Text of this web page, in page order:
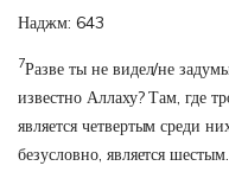
Наджм: 643
7Разве ты не видел/не
известно Аллаху? Там, где
является четвертым среди
безусловно, является